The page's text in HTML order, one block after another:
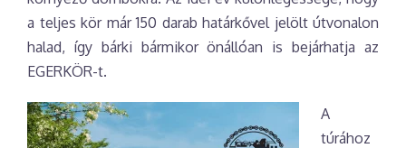
a teljes kör már 150 darab határkővel jelölt útvonalon
halad, így bárki bármikor önállóan is bejárhatja az
EGERKÖR-t.
A
túrához